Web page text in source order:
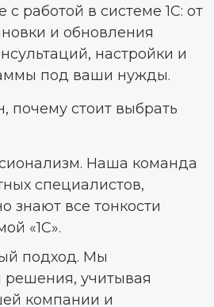
с работой в системе 1С: от
и обновления
настройки и
под ваши нужды.
почему стоит выбрать
Наша команда
специалистов,
знают все тонкости
«1С».
подход. Мы
решения, учитывая
компании и